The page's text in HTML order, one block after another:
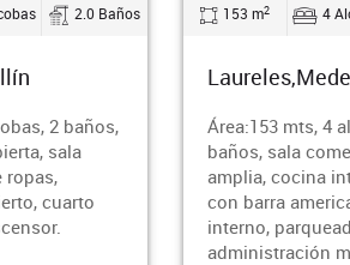
153 m2 4 Alcobas 2.0 Baños
Laureles,Medellín
Área:153 mts, 4 alcobas, 2
baños, sala comedor muy
amplia, cocina integral abierta
con barra americana, patio
interno, parqueadero,
administración muy